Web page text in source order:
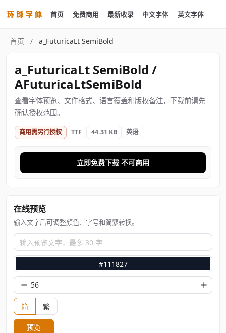
首页 免费商用 最新收录 中文字体 英文字体
首页 / a_FuturicaLt SemiBold
a_FuturicaLt SemiBold /
AFuturicaLtSemiBold
查看字体预览、文件格式、语言覆盖和版权备注，下载前请先
确认授权范围。
商用需另行授权 TTF 44.31 KB 英语
立即免费下载 不可商用
在线预览
输入文字后可调整颜色、字号和简繁转换。
输入预览文字，最多 30 字
#111827
简 繁
预览